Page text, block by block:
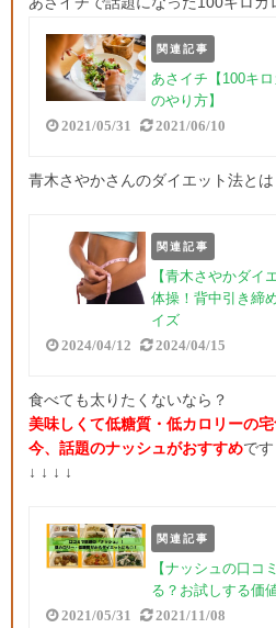
関連記事
あさイチ【100キ
のやり方】
2021/05/31 2021/06/10
青木さやかさんのダイエット法とは
関連記事
【青木さやかダイ
体操！背中引き締
イズ
2024/04/12 2024/04/15
食べても太りたくないなら？
美味しくて低糖質・低カロリーの宅
今、話題のナッシュがおすすめです
↓ ↓ ↓ ↓
関連記事
【ナッシュの口コ
る？お試しする価
2021/05/31 2021/11/08